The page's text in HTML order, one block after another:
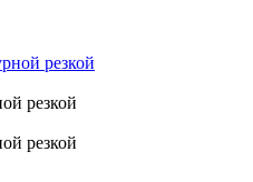
резкой
резкой